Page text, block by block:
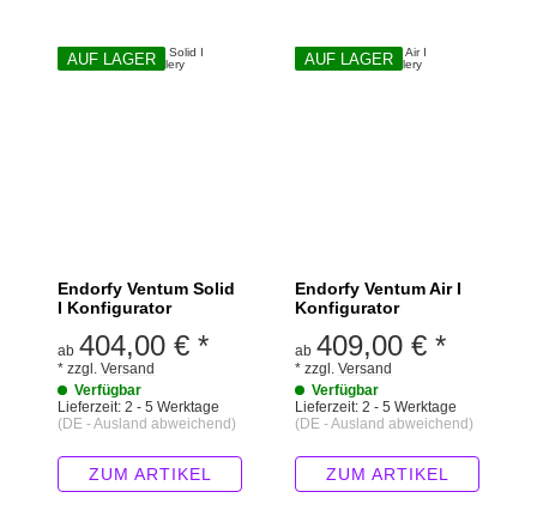
AUF LAGER
Endorfy Ventum Solid
I Konfigurator
ab 404,00 € *
* zzgl. Versand
Verfügbar
Lieferzeit: 2 - 5 Werktage
(DE - Ausland abweichend)
ZUM ARTIKEL
AUF LAGER
Endorfy Ventum Air I
Konfigurator
ab 409,00 € *
* zzgl. Versand
Verfügbar
Lieferzeit: 2 - 5 Werktage
(DE - Ausland abweichend)
ZUM ARTIKEL